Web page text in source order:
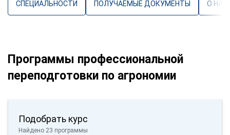
СПЕЦИАЛЬНОСТИ ПОЛУЧАЕМЫЕ ДОКУМЕНТЫ О
Программы профессиональной
переподготовки по агрономии
Подобрать курс
Найдено 23 программы